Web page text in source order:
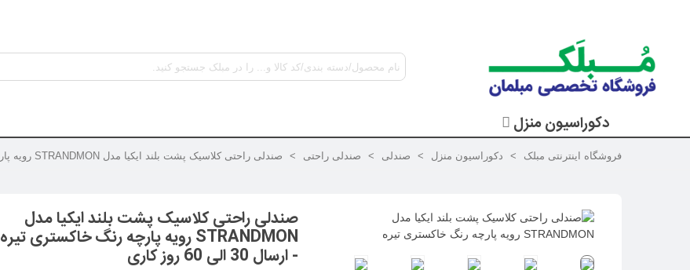
دکوراسیون منزل
فروشگاه اینترنتی مبلک > دکوراسیون منزل > صندلی > صندلی راحتی > صندلی راحتی کلاسیک پشت بلند ایکیا مدل STRANDMON رویه پارچه رنگ خاکستری تیره
صندلی راحتی کلاسیک پشت بلند ایکیا مدل
STRANDMON رویه پارچه رنگ خاکستری تیره
- ارسال 30 الی 60 روز کاری